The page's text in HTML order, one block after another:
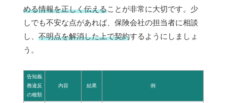
める情報を正しく伝えることが非常に大切です。少
しでも不安な点があれば、保険会社の担当者に相談
し、 不明点を解消した上で契約するようにしましょ
う。
告知義
務違反
の種類
内容 結果 例